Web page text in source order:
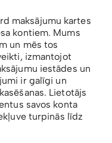
maksājumu kartes
kontiem. Mums
un mēs tos
izmantojot
iestādes un
ir galīgi un
Lietotājs
savos konta
turpinās līdz